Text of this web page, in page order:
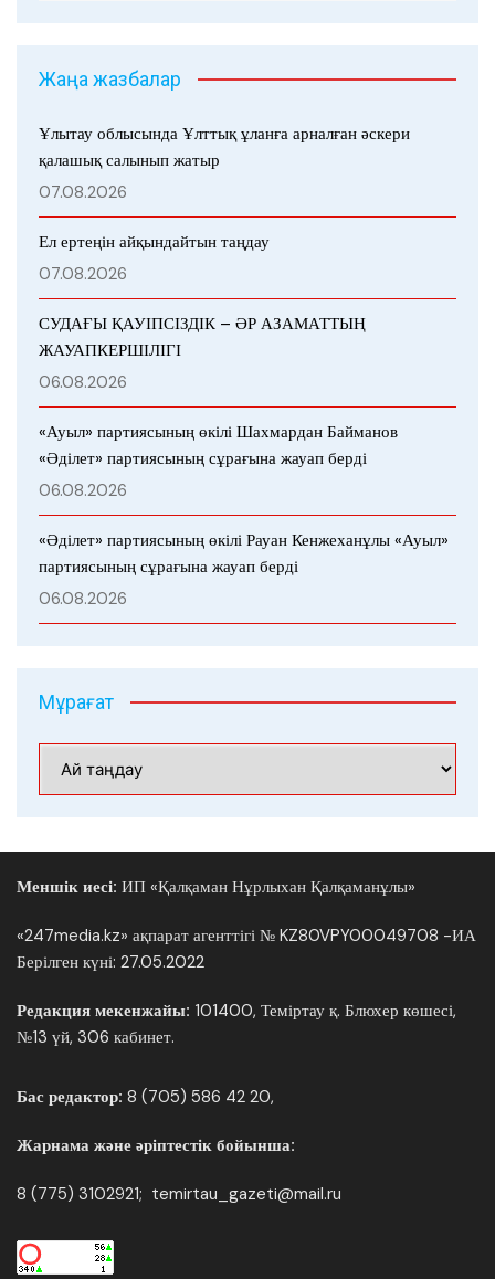
Жаңа жазбалар
Ұлытау облысында Ұлттық ұланға арналған әскери
қалашық салынып жатыр
07.08.2026
Ел ертеңін айқындайтын таңдау
07.08.2026
СУДАҒЫ ҚАУІПСІЗДІК – ӘР АЗАМАТТЫҢ
ЖАУАПКЕРШІЛІГІ
06.08.2026
«Ауыл» партиясының өкілі Шахмардан Байманов
«Әділет» партиясының сұрағына жауап берді
06.08.2026
«Әділет» партиясының өкілі Рауан Кенжеханұлы «Ауыл»
партиясының сұрағына жауап берді
06.08.2026
Мұрағат
Меншік иесі: ИП «Қалқаман Нұрлыхан Қалқаманұлы»
«247media.kz» ақпарат агенттігі № KZ80VPY00049708 -ИА
Берілген күні: 27.05.2022
Редакция мекенжайы: 101400, Теміртау қ. Блюхер көшесі,
№13 үй, 306 кабинет.
Бас редактор: 8 (705) 586 42 20,
Жарнама және әріптестік бойынша:
8 (775) 3102921; temirtau_gazeti@mail.ru